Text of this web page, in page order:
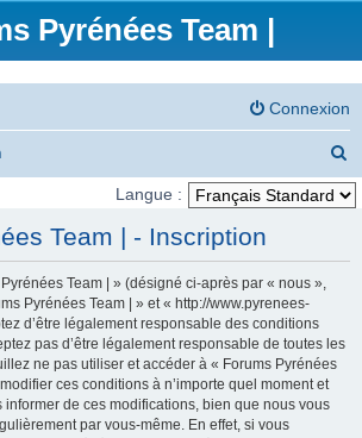
Pyrénées Team |
Connexion
e
h
Langue :
Team | - Inscription
Team | » (désigné ci-après par « nous »,
Pyrénées Team | » et « http://www.pyrenees-
d’être légalement responsable des conditions
pas d’être légalement responsable de toutes les
ne pas utiliser et accéder à « Forums Pyrénées
ces conditions à n’importe quel moment et
de ces modifications, bien que nous vous
par vous-même. En effet, si vous